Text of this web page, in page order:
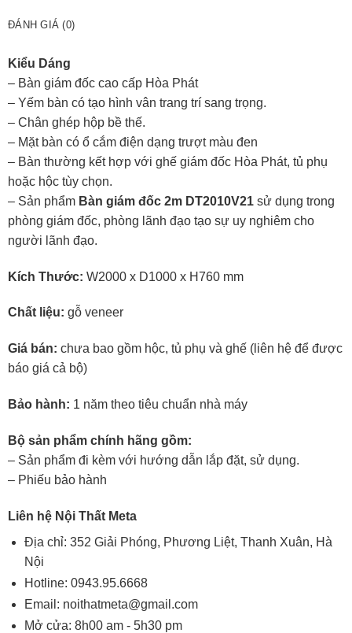
ĐÁNH GIÁ (0)
Kiểu Dáng
– Bàn giám đốc cao cấp Hòa Phát
– Yếm bàn có tạo hình vân trang trí sang trọng.
– Chân ghép hộp bề thế.
– Mặt bàn có ổ cắm điện dạng trượt màu đen
– Bàn thường kết hợp với ghế giám đốc Hòa Phát, tủ phụ
hoặc hộc tùy chọn.
– Sản phẩm Bàn giám đốc 2m DT2010V21 sử dụng trong
phòng giám đốc, phòng lãnh đạo tạo sự uy nghiêm cho
người lãnh đạo.
Kích Thước: W2000 x D1000 x H760 mm
Chất liệu: gỗ veneer
Giá bán: chưa bao gồm hộc, tủ phụ và ghế (liên hệ để được
báo giá cả bộ)
Bảo hành: 1 năm theo tiêu chuẩn nhà máy
Bộ sản phẩm chính hãng gồm:
– Sản phẩm đi kèm với hướng dẫn lắp đặt, sử dụng.
– Phiếu bảo hành
Liên hệ Nội Thất Meta
Địa chỉ: 352 Giải Phóng, Phương Liệt, Thanh Xuân, Hà
Nội
Hotline: 0943.95.6668
Email: noithatmeta@gmail.com
Mở cửa: 8h00 am - 5h30 pm